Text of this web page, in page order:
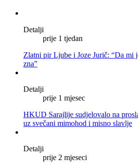
Detalji
prije 1 tjedan
Zlatni pir Ljube i Joze Jurič: “Da mi
zna”
Detalji
prije 1 mjesec
HKUD Sarajlije sudjelovalo na
uz svečani mimohod i misno slavlje
Detalji
prije 2 mjeseci